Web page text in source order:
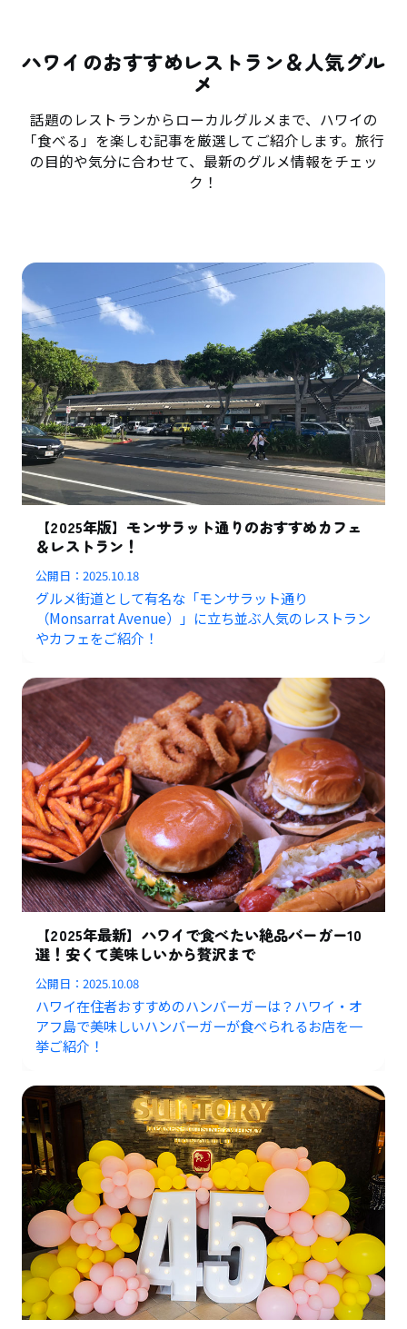
ハワイのおすすめレストラン＆人気グル
メ
話題のレストランからローカルグルメまで、ハワイの
「食べる」を楽しむ記事を厳選してご紹介します。旅行
の目的や気分に合わせて、最新のグルメ情報をチェッ
ク！
【2025年版】モンサラット通りのおすすめカフェ
＆レストラン！
公開日：2025.10.18
グルメ街道として有名な「モンサラット通り
（Monsarrat Avenue）」に立ち並ぶ人気のレストラン
やカフェをご紹介！
【2025年最新】ハワイで食べたい絶品バーガー10
選！安くて美味しいから贅沢まで
公開日：2025.10.08
ハワイ在住者おすすめのハンバーガーは？ハワイ・オ
アフ島で美味しいハンバーガーが食べられるお店を一
挙ご紹介！